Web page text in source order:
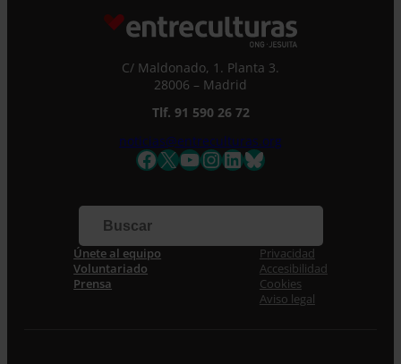
C/ Maldonado, 1. Planta 3.
28006 – Madrid
Tlf. 91 590 26 72
noticias@entreculturas.org
Facebook
X YouTube
Instagram
LinkedIn
Bluesky
Únete al equipo
Voluntariado
Prensa
Privacidad
Accesibilidad
Cookies
Aviso legal